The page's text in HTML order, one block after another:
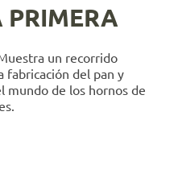
PRIMERA
un recorrido
fabricación del pan y
mundo de los hornos de